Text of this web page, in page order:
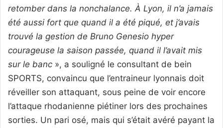
retomber dans la nonchalance. À Lyon, il n’a jamais
été aussi fort que quand il a été piqué, et j’avais
trouvé la gestion de Bruno Genesio hyper
courageuse la saison passée, quand il l’avait mis
sur le banc », a souligné le consultant de bein
SPORTS, convaincu que l’entraineur lyonnais doit
réveiller son attaquant, sous peine de voir encore
l’attaque rhodanienne piétiner lors des prochaines
sorties. Un pari osé, mais qui s’était avéré payant la